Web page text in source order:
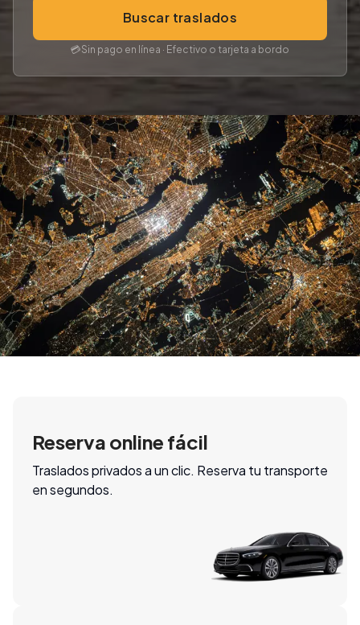
Buscar traslados
💳Sin pago en línea · Efectivo o tarjeta a bordo
Reserva online fácil
Traslados privados a un clic. Reserva tu transporte
en segundos.